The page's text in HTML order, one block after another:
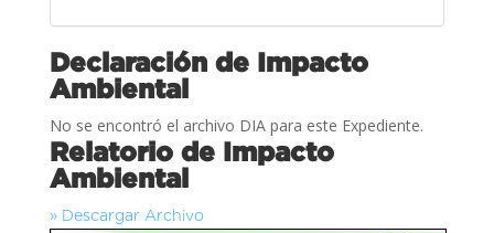
Declaración de Impacto
Ambiental
No se encontró el archivo DIA para este Expediente.
Relatorio de Impacto
Ambiental
» Descargar Archivo